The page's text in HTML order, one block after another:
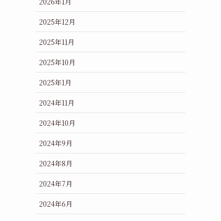
2025年12月
2025年11月
2025年10月
2025年1月
2024年11月
2024年10月
2024年9月
2024年8月
2024年7月
2024年6月